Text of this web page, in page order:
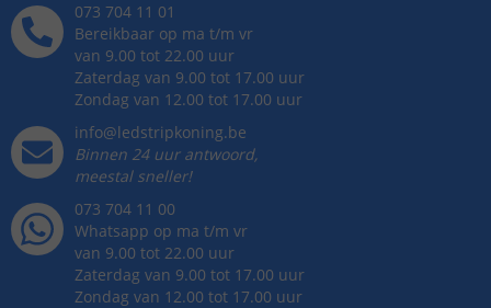
073 704 11 01
Bereikbaar op ma t/m vr
van 9.00 tot 22.00 uur
Zaterdag van 9.00 tot 17.00 uur
Zondag van 12.00 tot 17.00 uur
info@ledstripkoning.be
Binnen 24 uur antwoord,
meestal sneller!
073 704 11 00
Whatsapp op ma t/m vr
van 9.00 tot 22.00 uur
Zaterdag van 9.00 tot 17.00 uur
Zondag van 12.00 tot 17.00 uur